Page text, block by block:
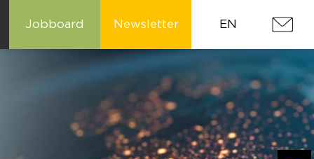
Jobboard Newsletter EN